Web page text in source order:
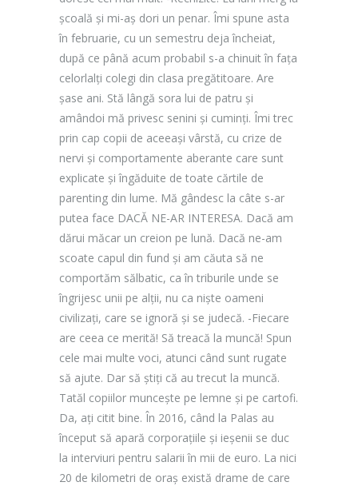
școală și mi-aș dori un penar. Îmi spune asta
în februarie, cu un semestru deja încheiat,
după ce până acum probabil s-a chinuit în fața
celorlalți colegi din clasa pregătitoare. Are
șase ani. Stă lângă sora lui de patru și
amândoi mă privesc senini și cuminți. Îmi trec
prin cap copii de aceeași vârstă, cu crize de
nervi și comportamente aberante care sunt
explicate și îngăduite de toate cărtile de
parenting din lume. Mă gândesc la câte s-ar
putea face DACĂ NE-AR INTERESA. Dacă am
dărui măcar un creion pe lună. Dacă ne-am
scoate capul din fund și am căuta să ne
comportăm sălbatic, ca în triburile unde se
îngrijesc unii pe alții, nu ca niște oameni
civilizați, care se ignoră și se judecă. -Fiecare
are ceea ce merită! Să treacă la muncă! Spun
cele mai multe voci, atunci când sunt rugate
să ajute. Dar să știți că au trecut la muncă.
Tatăl copiilor muncește pe lemne și pe cartofi.
Da, ați citit bine. În 2016, când la Palas au
început să apară corporațiile și ieșenii se duc
la interviuri pentru salarii în mii de euro. La nici
20 de kilometri de oraș există drame de care